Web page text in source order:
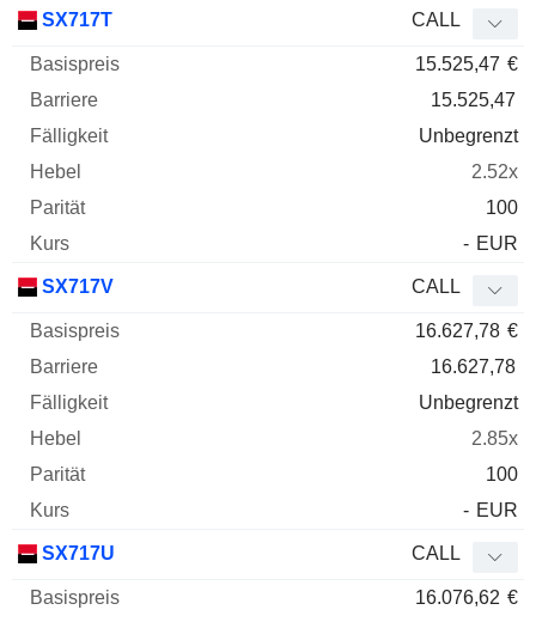
SX717T CALL
15.525,47 €
15.525,47
Unbegrenzt
2.52x
100
- EUR
SX717V CALL
16.627,78 €
16.627,78
Unbegrenzt
2.85x
100
- EUR
SX717U CALL
16.076,62 €